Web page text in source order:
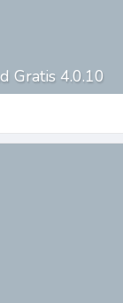
Gratis 4.0.10